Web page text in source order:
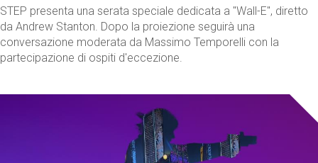
STEP presenta una serata speciale dedicata a "Wall-E", diretto
da Andrew Stanton. Dopo la proiezione seguirà una
conversazione moderata da Massimo Temporelli con la
partecipazione di ospiti d'eccezione.